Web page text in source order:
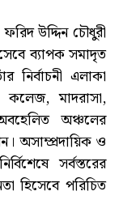
উদ্দিন চৌধুরী
ব্যাপক সমাদৃত
নির্বাচনী এলাকা
কলেজ, মাদরাসা,
অঞ্চলের
অসাম্প্রদায়িক ও
সর্বস্তরের
হিসেবে পরিচিত